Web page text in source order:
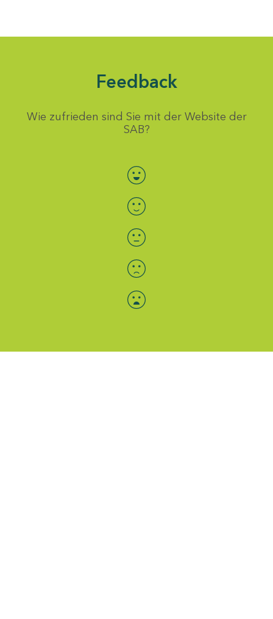
Feedback
Wie zufrieden sind Sie mit der Website der
SAB?
Bewertung auswählen